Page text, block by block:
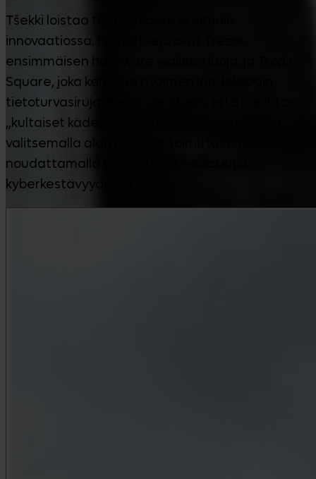
Tšekki loistaa tietoturvassa ja Bitcoin-
innovaatiossa. Esimerkkejä ovat Trezor,
ensimmäisen hardware walletin luoja, ja Tropic
Square, joka kehittää avoimen lähdekoodin
tietoturvasiruja. Meillä sanotaan, että meillä on
„kultaiset kädet“. Jatkamme tätä perinnettä
valitsemalla alan parhaat toimittajat ja
noudattamalla tiukkaa DORA-säätelyä
kyberkestävyydestä.